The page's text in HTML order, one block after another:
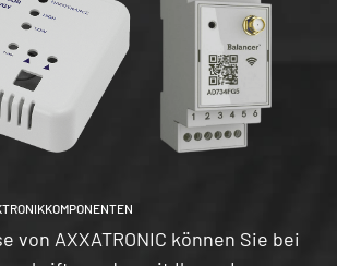
von AXXATRONIC können Sie bei